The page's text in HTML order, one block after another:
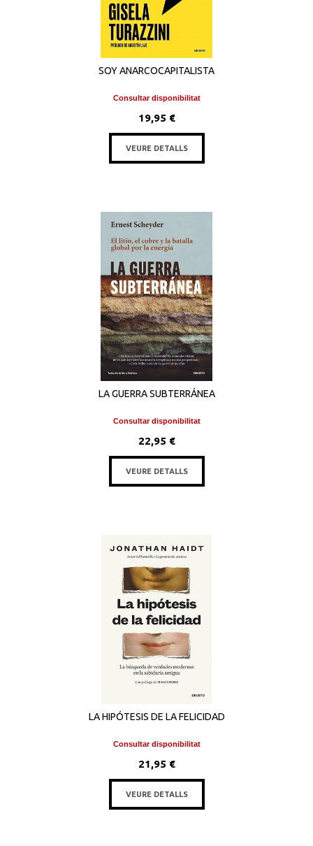
SOY ANARCOCAPITALISTA
Consultar disponibilitat
19,95 €
VEURE DETALLS
LA GUERRA SUBTERRÁNEA
Consultar disponibilitat
22,95 €
VEURE DETALLS
LA HIPÓTESIS DE LA FELICIDAD
Consultar disponibilitat
21,95 €
VEURE DETALLS